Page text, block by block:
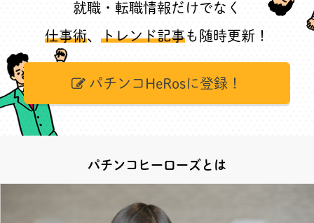
就職・転職情報だけでなく
仕事術、 トレンド記事も随時更新！
パチンコHeRosに登録！
パチンコヒーローズとは